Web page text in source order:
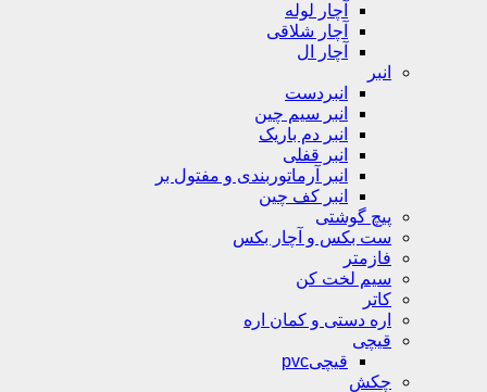
آچار لوله
آچار شلاقی
آچار ال
انبر
انبردست
انبر سیم چین
انبر دم باریک
انبر قفلی
انبر آرماتوربندی و مفتول بر
انبر کف چین
پیچ گوشتی
ست بکس و آچار بکس
فازمتر
سیم لخت کن
کاتر
اره دستی و کمان اره
قیچی
قیچیpvc
چکش